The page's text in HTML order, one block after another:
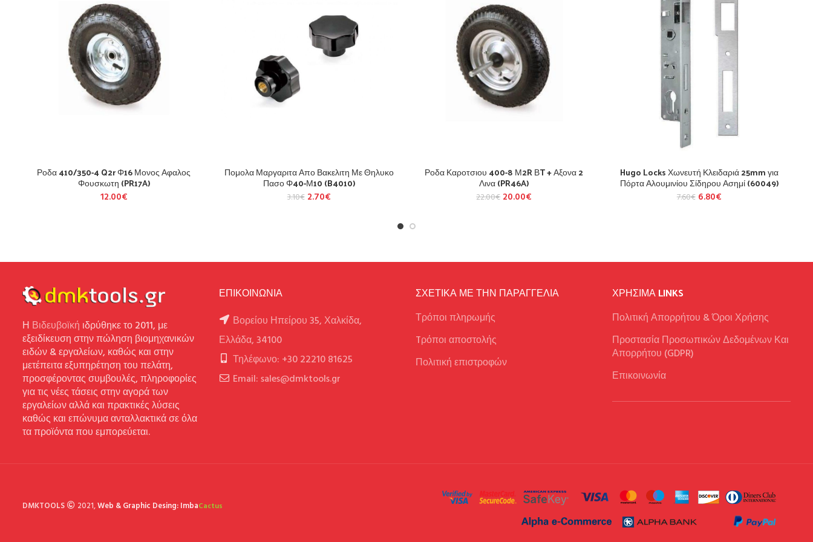
Ροδα 410/350-4 Q2r Φ16 Μονος Αφαλος
Φουσκωτη (PR17A)
12.00€
Πομολα Μαργαριτα Απο Βακελιτη Με Θηλυκο
Πασο Φ40-Μ10 (B4010)
3.10€ 2.70€
Ροδα Καροτσιου 400-8 Μ2R ΒT + Αξονα 2
Λινα (PR46A)
22.00€ 20.00€
Hugo Locks Χωνευτή Κλειδαριά 25mm για
Πόρτα Αλουμινίου Σίδηρου Ασημί (60049)
7.60€ 6.80€
Η Βιδευβοϊκή ιδρύθηκε το 2011, με
εξειδίκευση στην πώληση βιομηχανικών
ειδών & εργαλείων, καθώς και στην
μετέπειτα εξυπηρέτηση του πελάτη,
προσφέροντας συμβουλές, πληροφορίες
για τις νέες τάσεις στην αγορά των
εργαλείων αλλά και πρακτικές λύσεις
καθώς και επώνυμα ανταλλακτικά σε όλα
τα προϊόντα που εμπορεύεται.
ΕΠΙΚΟΙΝΩΝΙΑ
Βορείου Ηπείρου 35, Χαλκίδα,
Ελλάδα, 34100
Τηλέφωνο: +30 22210 81625
Email: sales@dmktools.gr
ΣΧΕΤΙΚΑ ΜΕ ΤΗΝ ΠΑΡΑΓΓΕΛΙΑ
Τρόποι πληρωμής
Tρόποι αποστολής
Πολιτική επιστροφών
ΧΡΉΣΙΜΑ LINKS
Πολιτική Απορρήτου & Όροι Χρήσης
Προστασία Προσωπικών Δεδομένων Και
Απορρήτου (GDPR)
Επικοινωνία
DMKTOOLS 2021,Web & Graphic Desing: ImbaCactus